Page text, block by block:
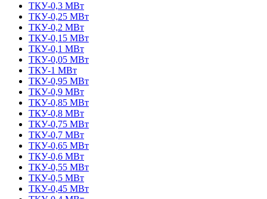
ТКУ-0,3 МВт
ТКУ-0,25 МВт
ТКУ-0,2 МВт
ТКУ-0,15 МВт
ТКУ-0,1 МВт
ТКУ-0,05 МВт
ТКУ-1 МВт
ТКУ-0,95 МВт
ТКУ-0,9 МВт
ТКУ-0,85 МВт
ТКУ-0,8 МВт
ТКУ-0,75 МВт
ТКУ-0,7 МВт
ТКУ-0,65 МВт
ТКУ-0,6 МВт
ТКУ-0,55 МВт
ТКУ-0,5 МВт
ТКУ-0,45 МВт